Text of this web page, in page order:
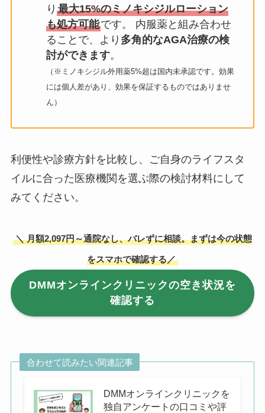
り最大15%のミノキシジルローション
も処方可能です。 内服薬と組み合わせ
ることで、より 多角的なAGA治療の検
討ができます。
（※ミノキシジル外用薬5%超は国内未承認です。効果
には個人差があり、効果を保証するものではありませ
ん）
利便性や診療方針を比較し、ご自身のライフスタ
イルに合った医療機関を選ぶ際の検討材料にして
みてください。
＼ 月額2,097円～通院なし、バレずに相談。まずは今の状態
をスマホで確認する／
DMMオンラインクリニックの空き状況を
確認する
合わせて読みたい関連記事
DMMオンラインクリニックを
独自アンケートの口コミや評